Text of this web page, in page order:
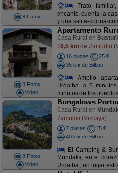
8 Fotos
Trato
encanto, cuenta la
y una salita-cocina-
8 Fotos
Video
Apartamento
Casa Rural en
16,5 km de Zamudio
16 plazas
25 €
35 km de Bilbao
Amplio
Urdaibai a 5
minutos de los
8 Fotos
Video
Bungalows
Casa Rural en
Zamudio (Vizcaya)
7 plazas
25 €
40 km de Bilbao
El Camping &
Mundaka, en el
Urdaibai, un lugar